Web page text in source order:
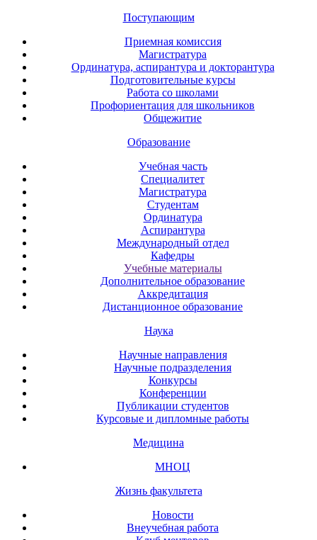
Поступающим
Приемная комиссия
Магистратура
Ординатура, аспирантура и докторантура
Подготовительные курсы
Работа со школами
Профориентация для школьников
Общежитие
Образование
Учебная часть
Специалитет
Магистратура
Студентам
Ординатура
Аспирантура
Международный отдел
Кафедры
Учебные материалы
Дополнительное образование
Аккредитация
Дистанционное образование
Наука
Научные направления
Научные подразделения
Конкурсы
Конференции
Публикации студентов
Курсовые и дипломные работы
Медицина
МНОЦ
Жизнь факультета
Новости
Внеучебная работа